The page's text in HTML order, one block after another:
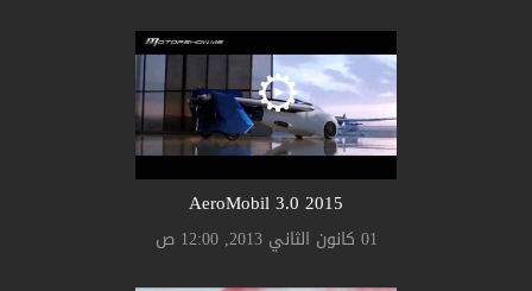
AeroMobil 3.0 2015
01 كانون الثاني 2013, 12:00 ص